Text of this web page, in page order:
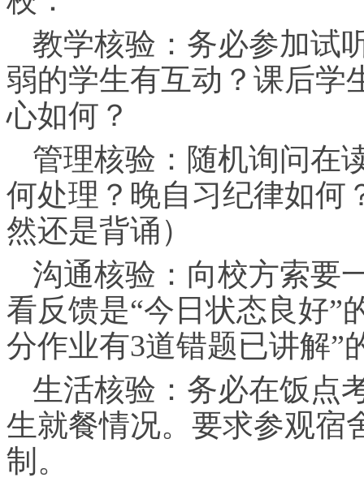
教学核验：务必参加试
弱的学生有互动？课后学
心如何？
管理核验：随机询问在
何处理？晚自习纪律如何
然还是背诵）
沟通核验：向校方索要
看反馈是“今日状态良好”
分作业有3道错题已讲解”
生活核验：务必在饭点
生就餐情况。要求参观宿
制。